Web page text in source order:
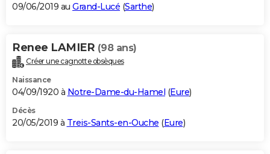
09/06/2019 au Grand-Lucé (Sarthe)
Renee LAMIER (98 ans)
Créer une cagnotte obsèques
Naissance
04/09/1920 à Notre-Dame-du-Hamel (Eure)
Décès
20/05/2019 à Treis-Sants-en-Ouche (Eure)